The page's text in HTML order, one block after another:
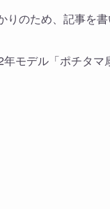
のため、記事を
モデル「ポチタ